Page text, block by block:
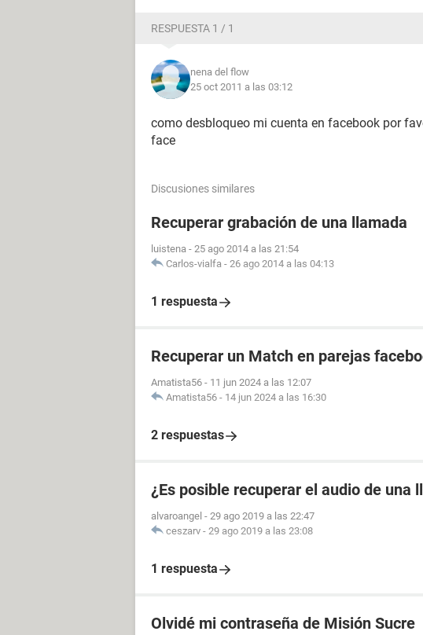
RESPUESTA 1 / 1
nena del flow
25 oct 2011 a las 03:12
como desbloqueo mi cuenta en facebook por
face
Discusiones similares
Recuperar grabación de una llamada
luistena - 25 ago 2014 a las 21:54
Carlos-vialfa - 26 ago 2014 a las 04:13
1 respuesta
Recuperar un Match en parejas
Amatista56 - 11 jun 2024 a las 12:07
Amatista56 - 14 jun 2024 a las 16:30
2 respuestas
¿Es posible recuperar el audio de una
alvaroangel - 29 ago 2019 a las 22:47
ceszarv - 29 ago 2019 a las 23:08
1 respuesta
Olvidé mi contraseña de Misión Sucre